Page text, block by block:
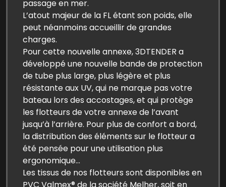
passage en mer.
L’atout majeur de la FL étant son poids, elle
peut néanmoins accueillir de grandes
charges.
Pour cette nouvelle annexe, 3DTENDER a
développé une nouvelle bande de protection
de tube plus large, plus légère et plus
résistante aux UV, qui ne marque pas votre
bateau lors des accostages, et qui protège
les flotteurs de votre annexe de l’avant
jusqu’à l’arrière. Pour plus de confort a bord,
la distribution des éléments sur le flotteur a
été pensée pour une utilisation plus
ergonomique…
Les tissus de nos flotteurs sont disponibles en